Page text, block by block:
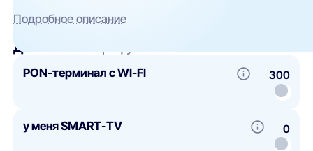
Подробное описание
Добавить
PON-терминал с WI-FI 300
у меня SMART-TV 0